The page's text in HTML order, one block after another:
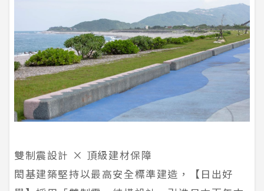
雙制震設計 × 頂級建材保障
閎基建築堅持以最高安全標準建造，【日出好